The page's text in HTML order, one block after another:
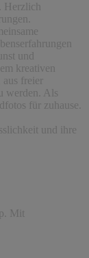
Herzlich
und
kreativen
freier
werden. Als
für zuhause.
und ihre
Mit